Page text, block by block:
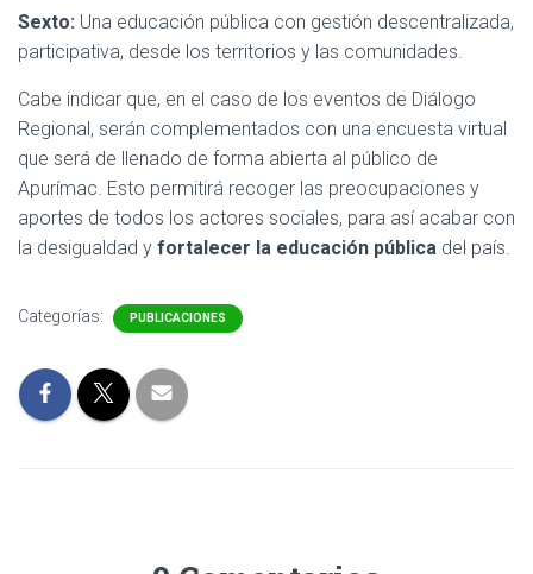
Sexto: Una educación pública con gestión descentralizada,
participativa, desde los territorios y las comunidades.
Cabe indicar que, en el caso de los eventos de Diálogo
Regional, serán complementados con una encuesta virtual
que será de llenado de forma abierta al público de
Apurímac. Esto permitirá recoger las preocupaciones y
aportes de todos los actores sociales, para así acabar con
la desigualdad y fortalecer la educación pública del país.
Categorías: PUBLICACIONES